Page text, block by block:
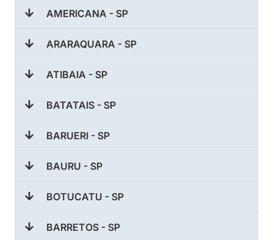
AMERICANA - SP
ARARAQUARA - SP
ATIBAIA - SP
BATATAIS - SP
BARUERI - SP
BAURU - SP
BOTUCATU - SP
BARRETOS - SP